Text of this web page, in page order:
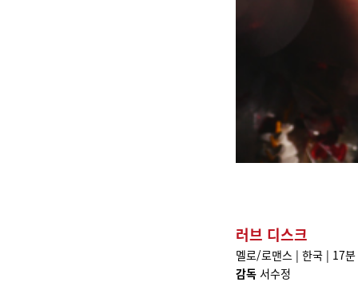
러브 디스크
멜로/로맨스 | 한국 | 17
감독 서수정